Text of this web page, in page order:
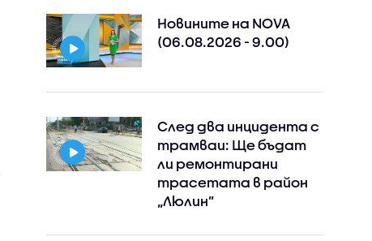
Новините на NOVA
(06.08.2026 - 9.00)
След два инцидента с
трамваи: Ще бъдат
ли ремонтирани
трасетата в район
„Люлин”